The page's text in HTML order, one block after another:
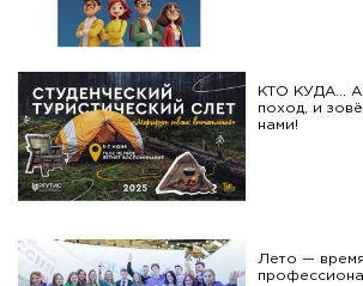
КТО КУДА...
поход, и
нами!
Лето — время